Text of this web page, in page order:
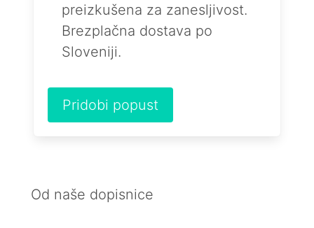
preizkušena za zanesljivost.
Brezplačna dostava po
Sloveniji.
Pridobi popust
Od naše dopisnice